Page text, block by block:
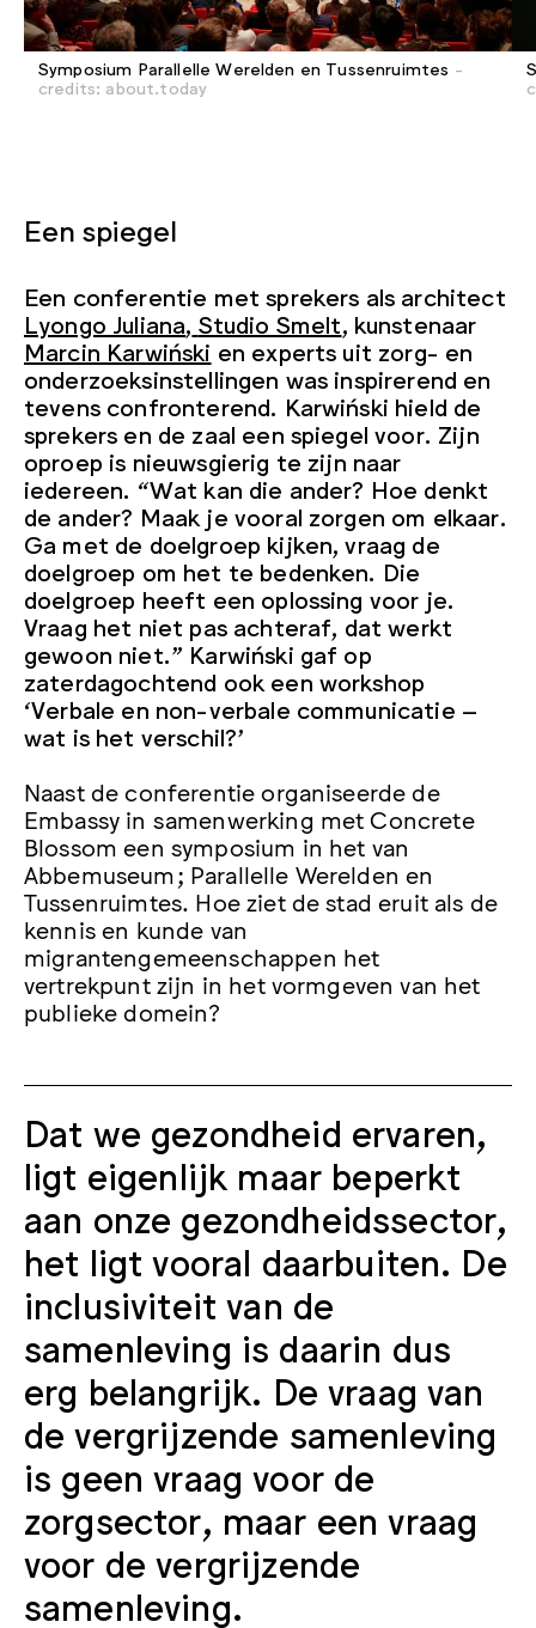
Symposium Parallelle Werelden en Tussenruimtes -
credits: about.today
Een spiegel
Een conferentie met sprekers als architect
Lyongo Juliana, Studio Smelt, kunstenaar
Marcin Karwiński en experts uit zorg- en
onderzoeksinstellingen was inspirerend en
tevens confronterend. Karwiński hield de
sprekers en de zaal een spiegel voor. Zijn
oproep is nieuwsgierig te zijn naar
iedereen. “Wat kan die ander? Hoe denkt
de ander? Maak je vooral zorgen om elkaar.
Ga met de doelgroep kijken, vraag de
doelgroep om het te bedenken. Die
doelgroep heeft een oplossing voor je.
Vraag het niet pas achteraf, dat werkt
gewoon niet.” Karwiński gaf op
zaterdagochtend ook een workshop
‘Verbale en non-verbale communicatie –
wat is het verschil?’
Naast de conferentie organiseerde de
Embassy in samenwerking met Concrete
Blossom een symposium in het van
Abbemuseum; Parallelle Werelden en
Tussenruimtes. Hoe ziet de stad eruit als de
kennis en kunde van
migrantengemeenschappen het
vertrekpunt zijn in het vormgeven van het
publieke domein?
Dat we gezondheid ervaren,
ligt eigenlijk maar beperkt
aan onze gezondheidssector,
het ligt vooral daarbuiten. De
inclusiviteit van de
samenleving is daarin dus
erg belangrijk. De vraag van
de vergrijzende samenleving
is geen vraag voor de
zorgsector, maar een vraag
voor de vergrijzende
samenleving.